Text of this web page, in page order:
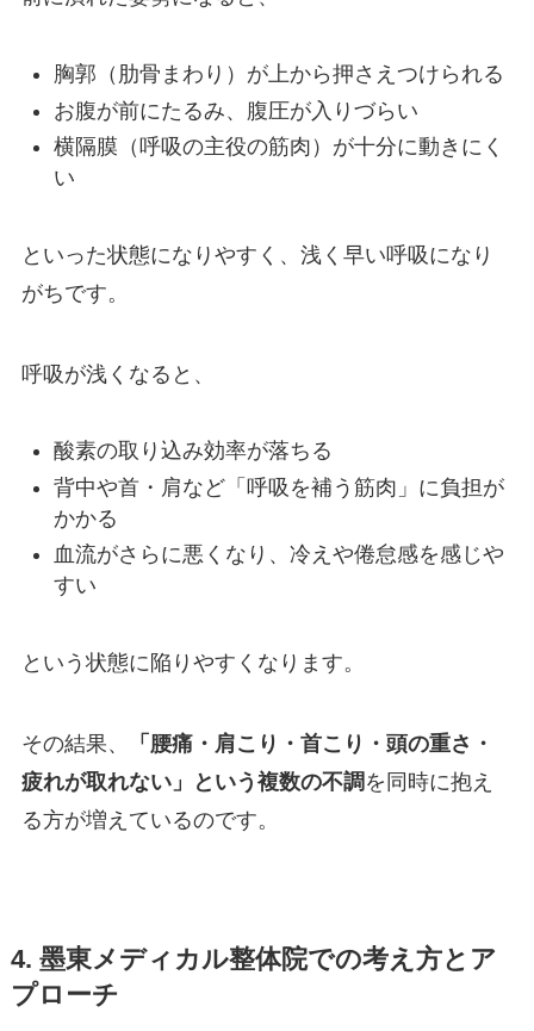
胸郭（肋骨まわり）が上から押さえつけられる
お腹が前にたるみ、腹圧が入りづらい
横隔膜（呼吸の主役の筋肉）が十分に動きにく
い
といった状態になりやすく、浅く早い呼吸になり
がちです。
呼吸が浅くなると、
酸素の取り込み効率が落ちる
背中や首・肩など「呼吸を補う筋肉」に負担が
かかる
血流がさらに悪くなり、冷えや倦怠感を感じや
すい
という状態に陥りやすくなります。
その結果、
「腰痛・肩こり・首こり・頭の重さ・
疲れが取れない」という複数の不調 を同時に抱え
る方が増えているのです。
4. 墨東メディカル整体院での考え方とア
プローチ